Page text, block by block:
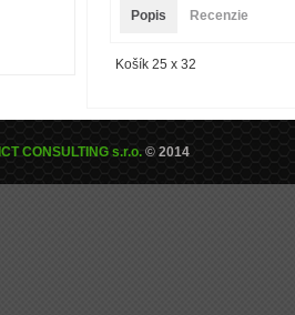
Popis Recenzie
Košík 25 x 32
ICT CONSULTING s.r.o. © 2014